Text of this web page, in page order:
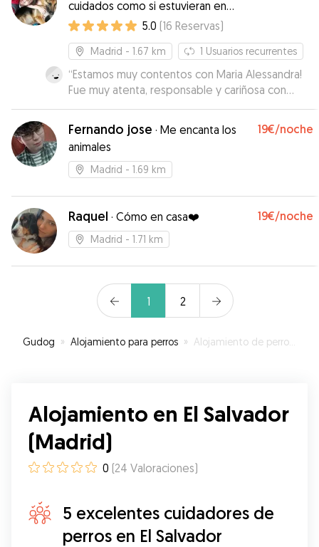
sido una experiencia maravillosa.”
cuidados como si estuvieran en
casa!
5.0 (16 Reservas)
Madrid - 1.67 km 1 Usuarios recurrentes
“Estamos muy contentos con Maria Alessandra!
Fue muy atenta, responsable y cariñosa con
Mocha y Latte. Me mantuvo informada con fotos
y mensajes durante toda la estancía, lo cual me
dio mucha tranquilidad. Nuestro perros volvieron
felices y relajados, ¡se nota que lo pasaron
genial! Sin duda volveré a confiar en Maria
Fernando jose · Me encanta los
animales
19€/noche
Madrid - 1.69 km
Raquel · Cómo en casa❤️ 19€/noche
Madrid - 1.71 km
1 2
Gudog » Alojamiento para perros » Alojamiento de perros en El Salvador (Madrid)
Alojamiento en El Salvador
(Madrid)
0 (24 Valoraciones)
5 excelentes cuidadores de
perros en El Salvador